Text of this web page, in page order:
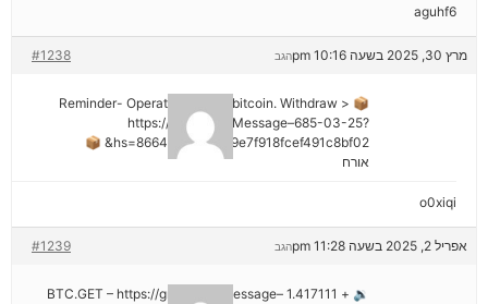
aguhf6
מרץ 30, 2025 בשעה 10:16 pm #1238 הגב
📦 Reminder- Operation 1.9598 bitcoin. Withdraw >
https://graph.org/Message–685-03-25?
hs=8664c520642b9e7f918fcef491c8bf02& 📦
אורח
o0xiqi
אפריל 2, 2025 בשעה 11:28 pm #1239 הגב
🔉 + 1.417111 BTC.GET – https://graph.org/Message–